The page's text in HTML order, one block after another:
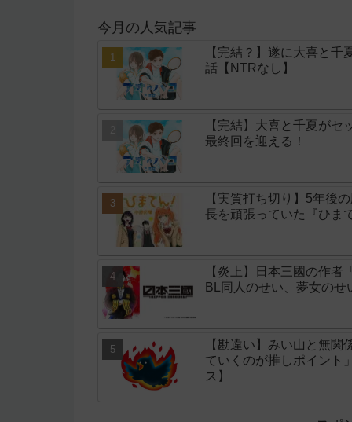
今月の人気記事
【完結？】遂に大喜と
話【NTRなし】
【完結】大喜と千夏が
最終回を迎える！
【実質打ち切り】5年後
長を頑張っていた『ひま
【炎上】日本三國の作
BL同人のせい、夢女の
【勘違い】みい山と無
ていくのが推しポイント
ス】